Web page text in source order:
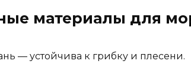
материалы для
— устойчива к грибку и плесени.